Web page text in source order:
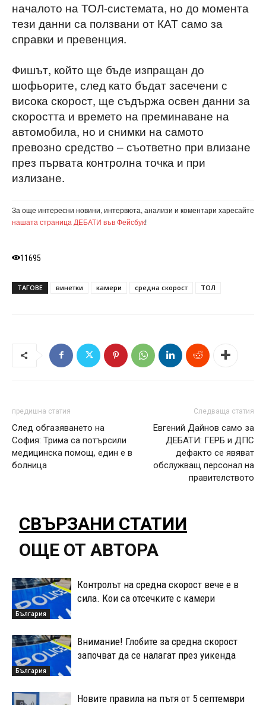
началото на ТОЛ-системата, но до момента
тези данни са ползвани от КАТ само за
справки и превенция.
Фишът, който ще бъде изпращан до
шофьорите, след като бъдат засечени с
висока скорост, ще съдържа освен данни за
скоростта и времето на преминаване на
автомобила, но и снимки на самото
превозно средство – съответно при влизане
през първата контролна точка и при
излизане.
За още интересни новини, интервюта, анализи и коментари харесайте
нашата страница ДЕБАТИ във Фейсбук!
11695
ТАГОВЕ винетки камери средна скорост ТОЛ
предишна статия
След обгазяването на
София: Трима са потърсили
медицинска помощ, един е в
болница
Следваща статия
Евгений Дайнов само за
ДЕБАТИ: ГЕРБ и ДПС
дефакто се явяват
обслужващ персонал на
правителството
СВЪРЗАНИ СТАТИИ
ОЩЕ ОТ АВТОРА
България
Контролът на средна скорост вече е в
сила. Кои са отсечките с камери
България
Внимание! Глобите за средна скорост
започват да се налагат през уикенда
Новите правила на пътя от 5 септември